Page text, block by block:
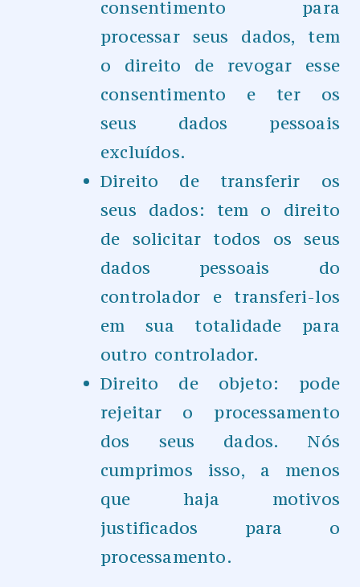
consentimento para
processar seus dados, tem
o direito de revogar esse
consentimento e ter os
seus dados pessoais
excluídos.
Direito de transferir os
seus dados: tem o direito
de solicitar todos os seus
dados pessoais do
controlador e transferi-los
em sua totalidade para
outro controlador.
Direito de objeto: pode
rejeitar o processamento
dos seus dados. Nós
cumprimos isso, a menos
que haja motivos
justificados para o
processamento.